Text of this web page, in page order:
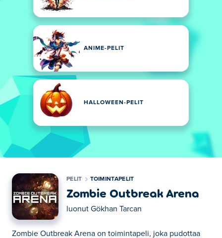
ANIME-PELIT
HALLOWEEN-PELIT
PELIT TOIMINTAPELIT
Zombie Outbreak Arena
luonut Gökhan Tarcan
Zombie Outbreak Arena on toimintapeli, joka pudottaa